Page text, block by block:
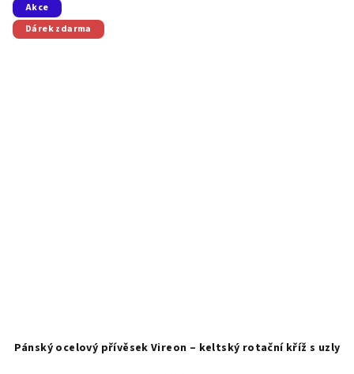
Akce
Dárek zdarma
Pánský ocelový přívěsek Vireon – keltský rotační kříž s uzly